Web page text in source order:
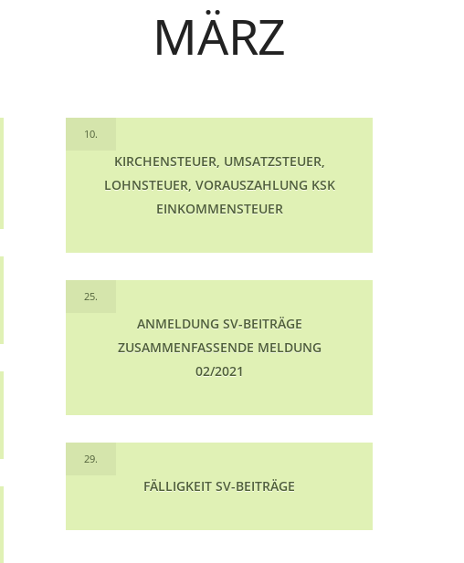
MÄRZ
10.
KIRCHENSTEUER, UMSATZSTEUER,
LOHNSTEUER, VORAUSZAHLUNG KSK
EINKOMMENSTEUER
25.
ANMELDUNG SV-BEITRÄGE
ZUSAMMENFASSENDE MELDUNG
02/2021
29.
FÄLLIGKEIT SV-BEITRÄGE